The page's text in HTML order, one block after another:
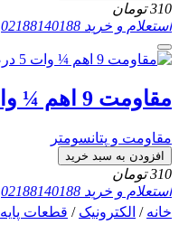
310 تومان
استعلام و خرید 02188140188
مقاومت 9 اهم ¼ وات 5 درصد
مقاومت و پتانسومتر
افزودن به سبد خرید
310 تومان
استعلام و خرید 02188140188
خانه / الکترونیک / قطعات پایه